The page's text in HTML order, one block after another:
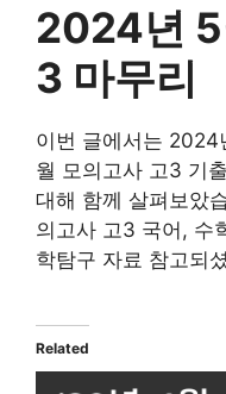
2024년 5
3 마무리
이번 글에서는
월 모의고사 고3 기
대해 함께 살펴보았
의고사 고3 국어, 수
학탐구 자료 참고되
Related